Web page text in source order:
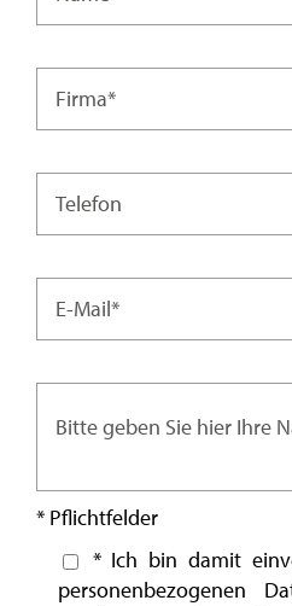
* Pflichtfelder
* Ich bin damit
personenbezogenen